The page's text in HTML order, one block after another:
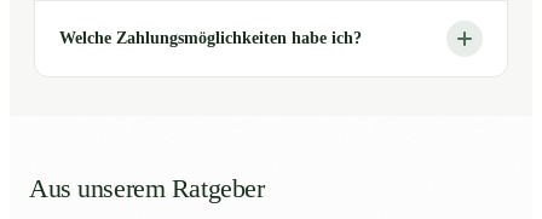
Welche Zahlungsmöglichkeiten habe ich?
Aus unserem Ratgeber